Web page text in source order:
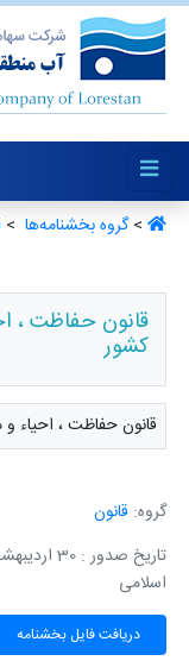
>گروه بخشنامه‌ها ‏ >
قانون حفاظت ،
کشور
قانون حفاظت ، احیاء
گروه: قانون
اسلامی
دریافت فایل بخشنامه